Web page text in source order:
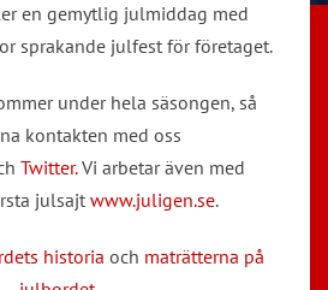
en gemytlig julmiddag med
sprakande julfest för företaget.
under hela säsongen, så
kontakten med oss
Twitter.Vi arbetar även med
julsajt www.juligen.se.
historia och maträtterna på